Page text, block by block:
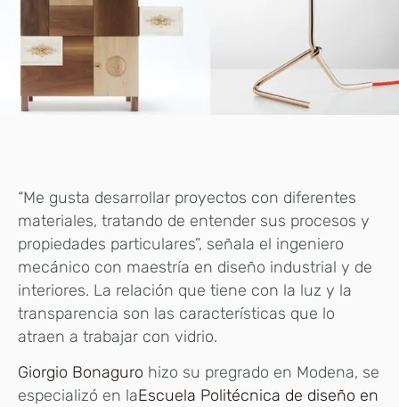
“Me gusta desarrollar proyectos con diferentes
materiales, tratando de entender sus procesos y
propiedades particulares”, señala el ingeniero
mecánico con maestría en diseño industrial y de
interiores. La relación que tiene con la luz y la
transparencia son las características que lo
atraen a trabajar con vidrio.
Giorgio Bonaguro hizo su pregrado en Modena, se
especializó en laEscuela Politécnica de diseño en